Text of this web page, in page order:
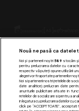
Nouă ne pasă ca
Noi și partenerii noștri 589stocăm
pentru prelucrarea datelor cu
respectiv vă puteți opune utilizării
alegeri vor fi raportate partenerilor
Noi si partenerii nostri (retelele de
date analitice) prelucram date
anunturile publicitare afisate in
retelelor de socializare si pentru a
in legatura cu prelucrarea datelor cu
click pe “ACCEPT TOATE”,